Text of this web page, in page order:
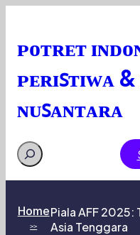
ᴘᴏᴛʀᴇᴛ
ᴘᴇʀɪꜱᴛɪᴡᴀ &
ɴᴜꜱᴀɴᴛᴀʀᴀ
Search
Home
>>
Piala AFF 2025:
Asia Tenggara